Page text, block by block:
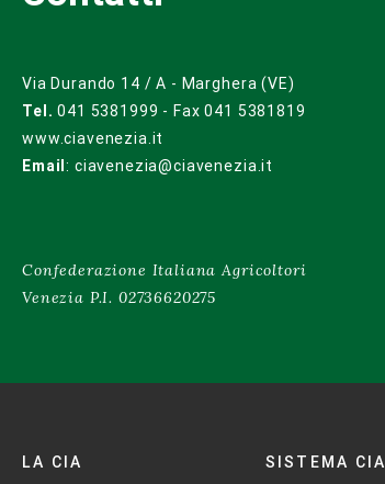
Via Durando 14 / A - Marghera (VE)
Tel. 041 5381999 - Fax 041 5381819
www.ciavenezia.it
Email: ciavenezia@ciavenezia.it
Confederazione Italiana Agricoltori
Venezia P.I. 02736620275
LA CIA SISTEMA CIA